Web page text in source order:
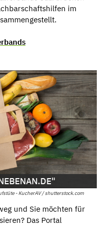
im
- KucherAV / shutterstock.com
und Sie möchten für
Das Portal